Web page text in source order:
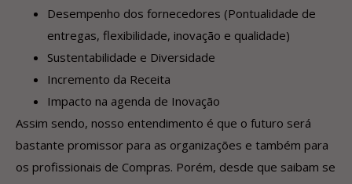
Desempenho dos fornecedores (Pontualidade de
entregas, flexibilidade, inovação e qualidade)
Sustentabilidade e Diversidade
Incremento da Receita
Impacto na agenda de Inovação
Assim sendo, nosso entendimento é que o futuro será
bastante promissor para as organizações e também para
os profissionais de Compras. Porém, desde que saibam se